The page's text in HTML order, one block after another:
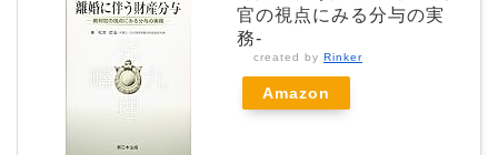
官の視点にみる分与の実
務-
created by Rinker
Amazon